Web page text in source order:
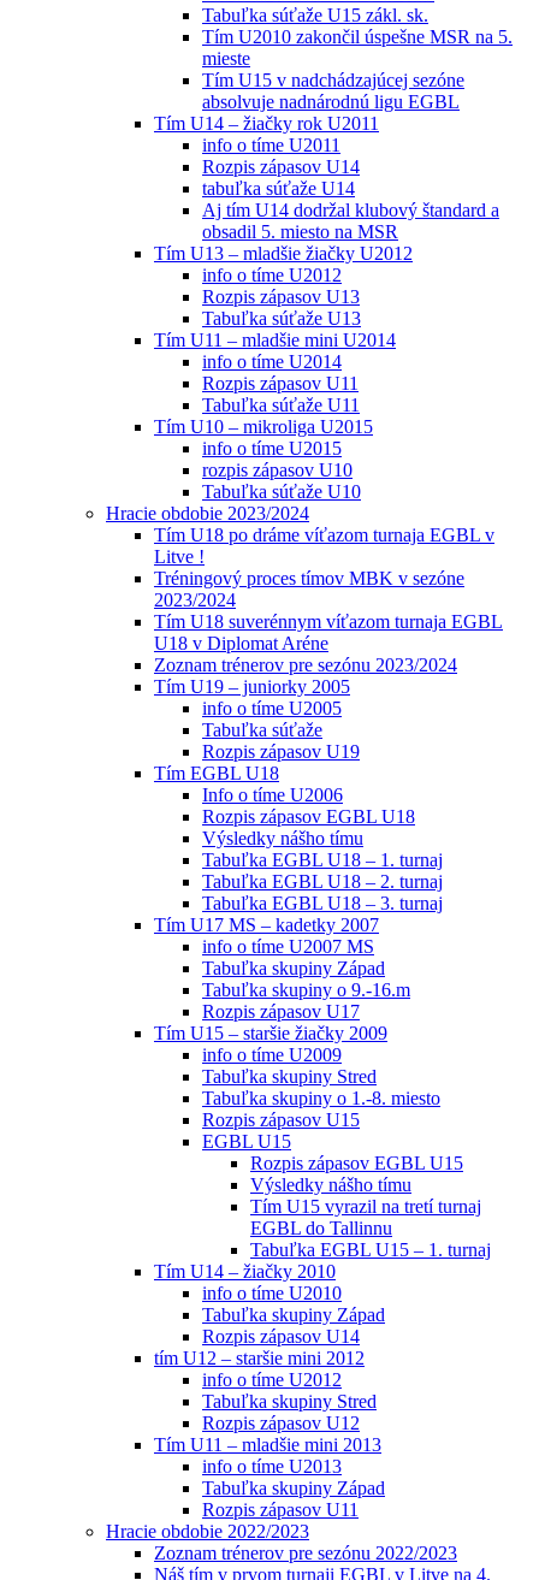
Tabuľka súťaže U15 zákl. sk.
Tím U2010 zakončil úspešne MSR na 5.
mieste
Tím U15 v nadchádzajúcej sezóne
absolvuje nadnárodnú ligu EGBL
Tím U14 – žiačky rok U2011
info o tíme U2011
Rozpis zápasov U14
tabuľka súťaže U14
Aj tím U14 dodržal klubový štandard a
obsadil 5. miesto na MSR
Tím U13 – mladšie žiačky U2012
info o tíme U2012
Rozpis zápasov U13
Tabuľka súťaže U13
Tím U11 – mladšie mini U2014
info o tíme U2014
Rozpis zápasov U11
Tabuľka súťaže U11
Tím U10 – mikroliga U2015
info o tíme U2015
rozpis zápasov U10
Tabuľka súťaže U10
Hracie obdobie 2023/2024
Tím U18 po dráme víťazom turnaja EGBL v
Litve !
Tréningový proces tímov MBK v sezóne
2023/2024
Tím U18 suverénnym víťazom turnaja EGBL
U18 v Diplomat Aréne
Zoznam trénerov pre sezónu 2023/2024
Tím U19 – juniorky 2005
info o tíme U2005
Tabuľka súťaže
Rozpis zápasov U19
Tím EGBL U18
Info o tíme U2006
Rozpis zápasov EGBL U18
Výsledky nášho tímu
Tabuľka EGBL U18 – 1. turnaj
Tabuľka EGBL U18 – 2. turnaj
Tabuľka EGBL U18 – 3. turnaj
Tím U17 MS – kadetky 2007
info o tíme U2007 MS
Tabuľka skupiny Západ
Tabuľka skupiny o 9.-16.m
Rozpis zápasov U17
Tím U15 – staršie žiačky 2009
info o tíme U2009
Tabuľka skupiny Stred
Tabuľka skupiny o 1.-8. miesto
Rozpis zápasov U15
EGBL U15
Rozpis zápasov EGBL U15
Výsledky nášho tímu
Tím U15 vyrazil na tretí turnaj
EGBL do Tallinnu
Tabuľka EGBL U15 – 1. turnaj
Tím U14 – žiačky 2010
info o tíme U2010
Tabuľka skupiny Západ
Rozpis zápasov U14
tím U12 – staršie mini 2012
info o tíme U2012
Tabuľka skupiny Stred
Rozpis zápasov U12
Tím U11 – mladšie mini 2013
info o tíme U2013
Tabuľka skupiny Západ
Rozpis zápasov U11
Hracie obdobie 2022/2023
Zoznam trénerov pre sezónu 2022/2023
Náš tím v prvom turnaji EGBL v Litve na 4.